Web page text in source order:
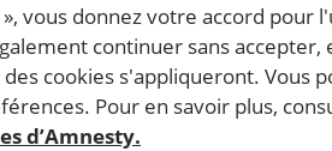
», vous donnez votre accord pour
continuer sans accepter,
cookies s'appliqueront. Vous
Pour en savoir plus,
d’Amnesty.